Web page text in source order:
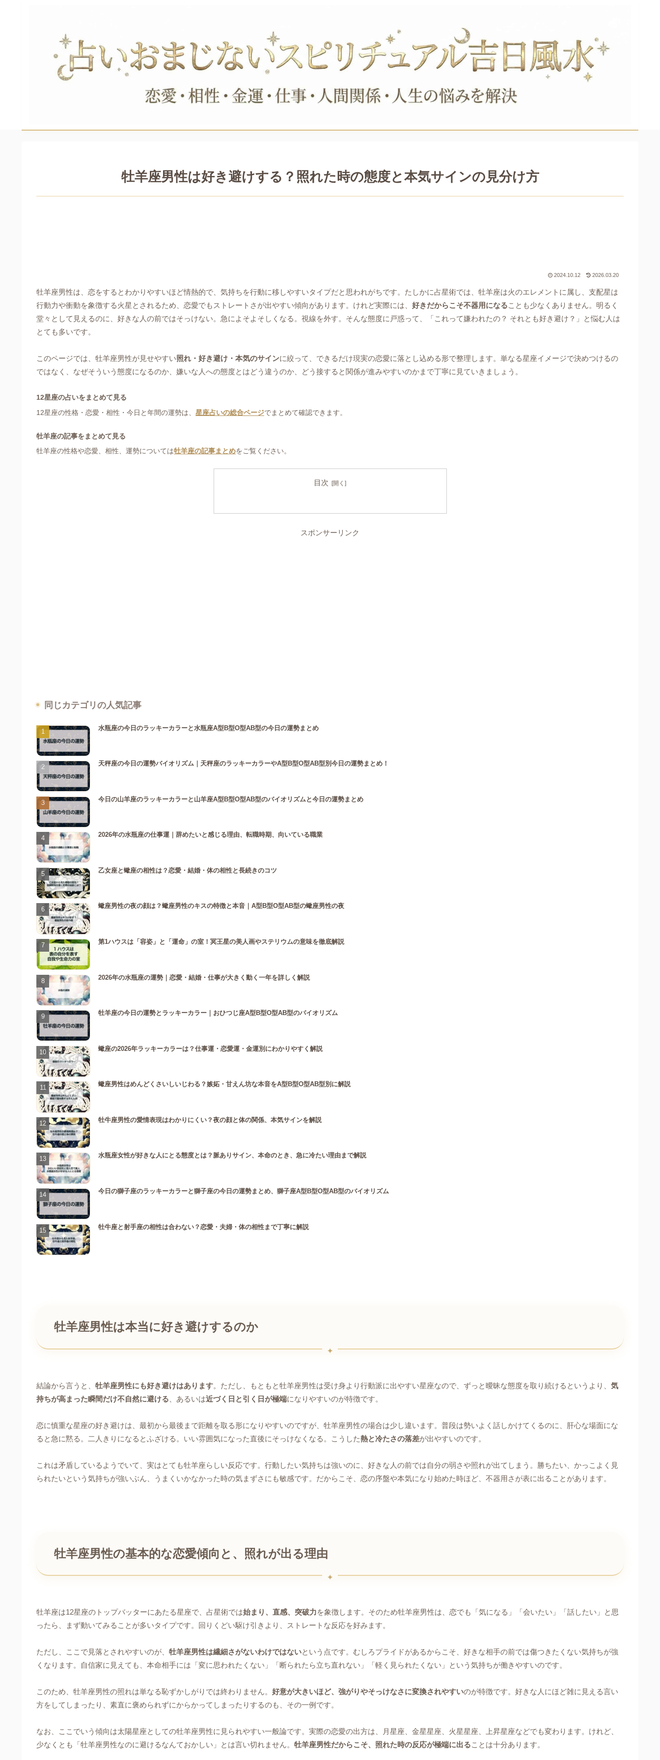
牡羊座男性は好き避けする？照れた時の態度と本気サインの見分け方
2024.10.12 2026.03.20
牡羊座男性は、恋をするとわかりやすいほど情熱的で、気持ちを行動に移しやすいタイプだと思われがちです。たしかに占星術では、牡羊座は火のエレメントに属し、支配星は
行動力や衝動を象徴する火星とされるため、恋愛でもストレートさが出やすい傾向があります。けれど実際には、 好きだからこそ不器用になることも少なくありません。明るく
堂々として見えるのに、好きな人の前ではそっけない。急によそよそしくなる。視線を外す。そんな態度に戸惑って、「これって嫌われたの？ それとも好き避け？」と悩む人は
とても多いです。
このページでは、牡羊座男性が見せやすい照れ・好き避け・本気のサインに絞って、できるだけ現実の恋愛に落とし込める形で整理します。単なる星座イメージで決めつけるの
ではなく、なぜそういう態度になるのか、嫌いな人への態度とはどう違うのか、どう接すると関係が進みやすいのかまで丁寧に見ていきましょう。
12星座の占いをまとめて見る
12星座の性格・恋愛・相性・今日と年間の運勢は、 星座占いの総合ページでまとめて確認できます。
牡羊座の記事をまとめて見る
牡羊座の性格や恋愛、相性、運勢については牡羊座の記事まとめをご覧ください。
目次
スポンサーリンク
同じカテゴリの人気記事
水瓶座の今日のラッキーカラーと水瓶座A型B型O型AB型の今日の運勢まとめ
天秤座の今日の運勢バイオリズム｜天秤座のラッキーカラーやA型B型O型AB型別今日の運勢まとめ！
今日の山羊座のラッキーカラーと山羊座A型B型O型AB型のバイオリズムと今日の運勢まとめ
2026年の水瓶座の仕事運｜辞めたいと感じる理由、転職時期、向いている職業
乙女座と蠍座の相性は？恋愛・結婚・体の相性と長続きのコツ
蠍座男性の夜の顔は？蠍座男性のキスの特徴と本音｜A型B型O型AB型の蠍座男性の夜
第1ハウスは「容姿」と「運命」の室！冥王星の美人画やステリウムの意味を徹底解説
2026年の水瓶座の運勢｜恋愛・結婚・仕事が大きく動く一年を詳しく解説
牡羊座の今日の運勢とラッキーカラー｜おひつじ座A型B型O型AB型のバイオリズム
蠍座の2026年ラッキーカラーは？仕事運・恋愛運・金運別にわかりやすく解説
蠍座男性はめんどくさいしいじわる？嫉妬・甘えん坊な本音をA型B型O型AB型別に解説
牡牛座男性の愛情表現はわかりにくい？夜の顔と体の関係、本気サインを解説
水瓶座女性が好きな人にとる態度とは？脈ありサイン、本命のとき、急に冷たい理由まで解説
今日の獅子座のラッキーカラーと獅子座の今日の運勢まとめ、獅子座A型B型O型AB型のバイオリズム
牡牛座と射手座の相性は合わない？恋愛・夫婦・体の相性まで丁寧に解説
牡羊座男性は本当に好き避けするのか
結論から言うと、 牡羊座男性にも好き避けはあります。ただし、もともと牡羊座男性は受け身より行動派に出やすい星座なので、ずっと曖昧な態度を取り続けるというより、 気
持ちが高まった瞬間だけ不自然に避ける 、あるいは近づく日と引く日が極端になりやすいのが特徴です。
恋に慎重な星座の好き避けは、最初から最後まで距離を取る形になりやすいのですが、牡羊座男性の場合は少し違います。普段は勢いよく話しかけてくるのに、肝心な場面にな
ると急に黙る。二人きりになるとふざける。いい雰囲気になった直後にそっけなくなる。こうした熱と冷たさの落差が出やすいのです。
これは矛盾しているようでいて、実はとても牡羊座らしい反応です。行動したい気持ちは強いのに、好きな人の前では自分の弱さや照れが出てしまう。勝ちたい、かっこよく見
られたいという気持ちが強いぶん、うまくいかなかった時の気まずさにも敏感です。だからこそ、恋の序盤や本気になり始めた時ほど、不器用さが表に出ることがあります。
牡羊座男性の基本的な恋愛傾向と、照れが出る理由
牡羊座は12星座のトップバッターにあたる星座で、占星術では始まり、直感、突破力を象徴します。そのため牡羊座男性は、恋でも「気になる」「会いたい」「話したい」と思
ったら、まず動いてみることが多いタイプです。回りくどい駆け引きより、ストレートな反応を好みます。
ただし、ここで見落とされやすいのが、 牡羊座男性は繊細さがないわけではないという点です。むしろプライドがあるからこそ、好きな相手の前では傷つきたくない気持ちが強
くなります。自信家に見えても、本命相手には「変に思われたくない」「断られたら立ち直れない」「軽く見られたくない」という気持ちが働きやすいのです。
このため、牡羊座男性の照れは単なる恥ずかしがりでは終わりません。 好意が大きいほど、強がりやそっけなさに変換されやすいのが特徴です。好きな人にほど雑に見える言い
方をしてしまったり、素直に褒められずにからかってしまったりするのも、その一例です。
なお、ここでいう傾向は太陽星座としての牡羊座男性に見られやすい一般論です。実際の恋愛の出方は、月星座、金星星座、火星星座、上昇星座などでも変わります。けれど、
少なくとも「牡羊座男性なのに避けるなんておかしい」とは言い切れません。 牡羊座男性だからこそ、照れた時の反応が極端に出ることは十分あります。